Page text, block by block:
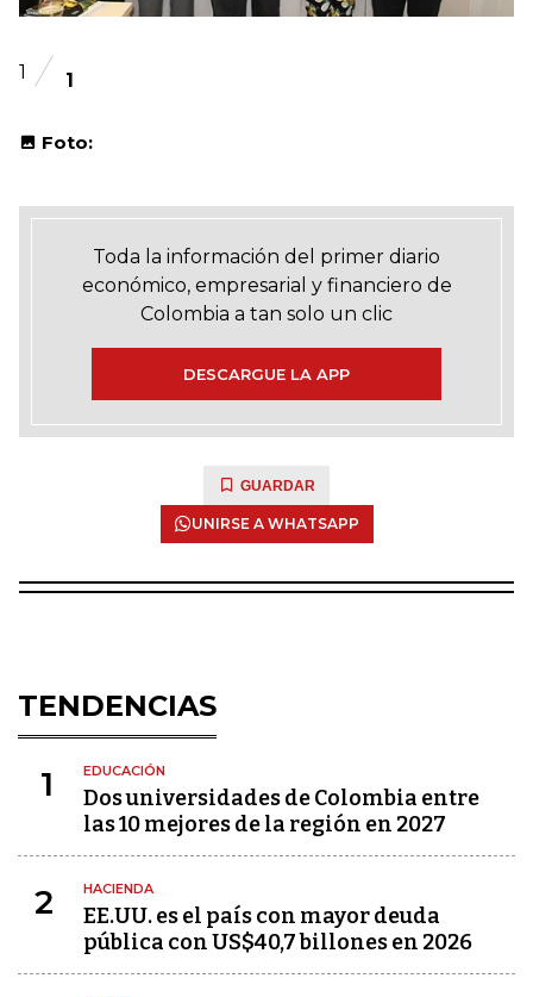
1 1
Foto:
Toda la información del primer diario
económico, empresarial y financiero de
Colombia a tan solo un clic
DESCARGUE LA APP
GUARDAR
UNIRSE A WHATSAPP
TENDENCIAS
1 EDUCACIÓN
Dos universidades de Colombia entre
las 10 mejores de la región en 2027
2 HACIENDA
EE.UU. es el país con mayor deuda
pública con US$40,7 billones en 2026